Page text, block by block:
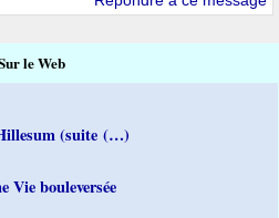
le Web
(suite (…)
Vie bouleversée